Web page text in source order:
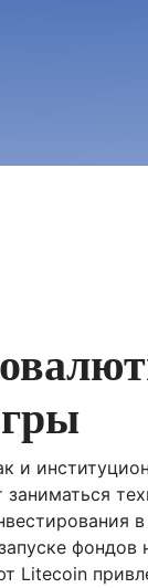
и
фондов
Litecoin